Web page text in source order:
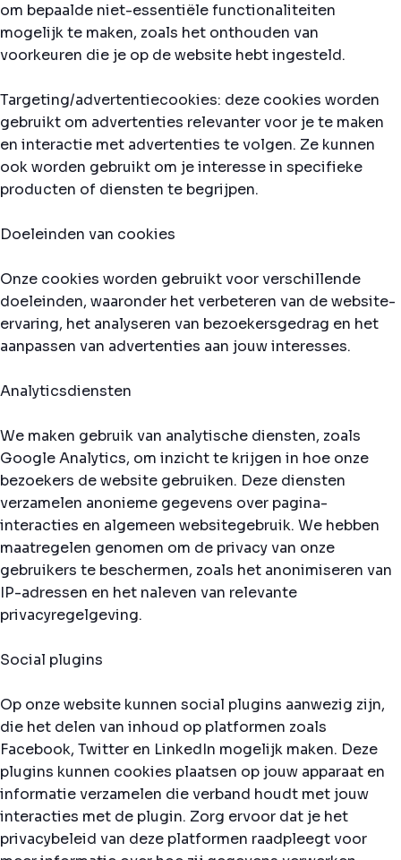
om bepaalde niet-essentiële functionaliteiten
mogelijk te maken, zoals het onthouden van
voorkeuren die je op de website hebt ingesteld.
Targeting/advertentiecookies: deze cookies worden
gebruikt om advertenties relevanter voor je te maken
en interactie met advertenties te volgen. Ze kunnen
ook worden gebruikt om je interesse in specifieke
producten of diensten te begrijpen.
Doeleinden van cookies
Onze cookies worden gebruikt voor verschillende
doeleinden, waaronder het verbeteren van de website-
ervaring, het analyseren van bezoekersgedrag en het
aanpassen van advertenties aan jouw interesses.
Analyticsdiensten
We maken gebruik van analytische diensten, zoals
Google Analytics, om inzicht te krijgen in hoe onze
bezoekers de website gebruiken. Deze diensten
verzamelen anonieme gegevens over pagina-
interacties en algemeen websitegebruik. We hebben
maatregelen genomen om de privacy van onze
gebruikers te beschermen, zoals het anonimiseren van
IP-adressen en het naleven van relevante
privacyregelgeving.
Social plugins
Op onze website kunnen social plugins aanwezig zijn,
die het delen van inhoud op platformen zoals
Facebook, Twitter en LinkedIn mogelijk maken. Deze
plugins kunnen cookies plaatsen op jouw apparaat en
informatie verzamelen die verband houdt met jouw
interacties met de plugin. Zorg ervoor dat je het
privacybeleid van deze platformen raadpleegt voor